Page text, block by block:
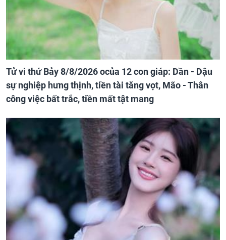
Tử vi thứ Bảy 8/8/2026 ocủa 12 con giáp: Dần - Dậu
sự nghiệp hưng thịnh, tiền tài tăng vọt, Mão - Thân
công việc bất trắc, tiền mất tật mang